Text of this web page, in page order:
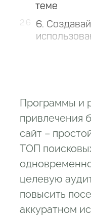
теме
2.6
6.
8
2.9
9 Добавьте
свои
2.10
10.
2.11
11.
2.12
12 Пишите
Программы и
привлечения
сайт –
ТОП
целевую
повысить
аккуратном